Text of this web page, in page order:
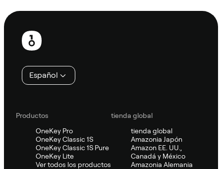
Pie
página
Español
Productos
OneKey Pro
OneKey Classic 1S
OneKey Classic 1S Pure
OneKey Lite
Ver todos los productos
tienda global
tienda global
Amazonia Japón
Amazon EE. UU.,
Canadá y México
Amazonia Alemania